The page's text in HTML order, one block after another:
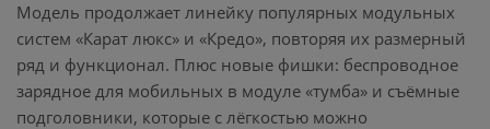
Модель продолжает линейку популярных модульных
систем «Карат люкс» и «Кредо», повторяя их размерный
ряд и функционал. Плюс новые фишки: беспроводное
зарядное для мобильных в модуле «тумба» и съёмные
подголовники, которые с лёгкостью можно